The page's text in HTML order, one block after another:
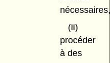
(ii)
procéder
à des